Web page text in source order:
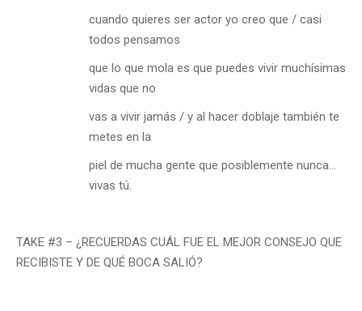
cuando quieres ser actor yo creo que / casi
todos pensamos
que lo que mola es que puedes vivir muchísimas
vidas que no
vas a vivir jamás / y al hacer doblaje también te
metes en la
piel de mucha gente que posiblemente nunca…
vivas tú.
TAKE #3 – ¿RECUERDAS CUÁL FUE EL MEJOR CONSEJO QUE
RECIBISTE Y DE QUÉ BOCA SALIÓ?